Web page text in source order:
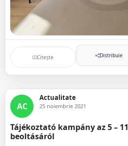
Citește Distribuie
AC
Actualitate
25 noiembrie 2021
Tájékoztató kampány az 5 –
beoltásáról